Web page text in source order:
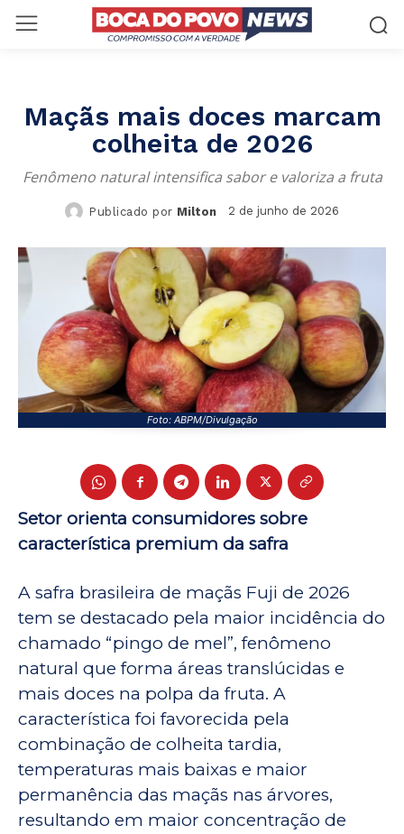
Maçãs mais doces marcam
colheita de 2026
Fenômeno natural intensifica sabor e valoriza a fruta
Publicado por Milton 2 de junho de 2026
Foto: ABPM/Divulgação
Setor orienta consumidores sobre
característica premium da safra
A safra brasileira de maçãs Fuji de 2026
tem se destacado pela maior incidência do
chamado “pingo de mel”, fenômeno
natural que forma áreas translúcidas e
mais doces na polpa da fruta. A
característica foi favorecida pela
combinação de colheita tardia,
temperaturas mais baixas e maior
permanência das maçãs nas árvores,
resultando em maior concentração de